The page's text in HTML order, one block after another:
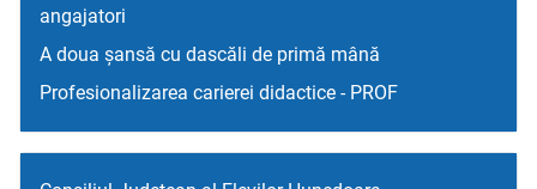
angajatori
A doua șansă cu dascăli de primă mână
Profesionalizarea carierei didactice - PROF